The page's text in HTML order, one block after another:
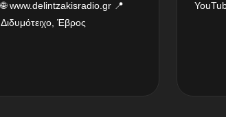
🌐www.delintzakisradio.gr 📍
Διδυμότειχο, Έβρος